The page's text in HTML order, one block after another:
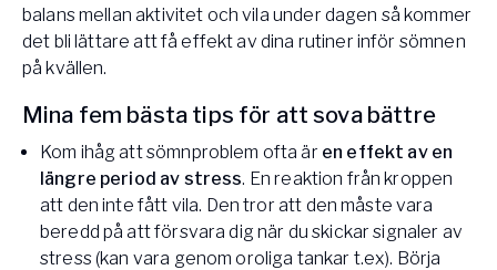
balans mellan aktivitet och vila under dagen så kommer
det bli lättare att få effekt av dina rutiner inför sömnen
på kvällen.
Mina fem bästa tips för att sova bättre
Kom ihåg att sömnproblem ofta är en effekt av en
längre period av stress. En reaktion från kroppen
att den inte fått vila. Den tror att den måste vara
beredd på att försvara dig när du skickar signaler av
stress (kan vara genom oroliga tankar t.ex). Börja